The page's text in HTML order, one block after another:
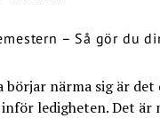
börjar närma sig är det
ledigheten. Det är